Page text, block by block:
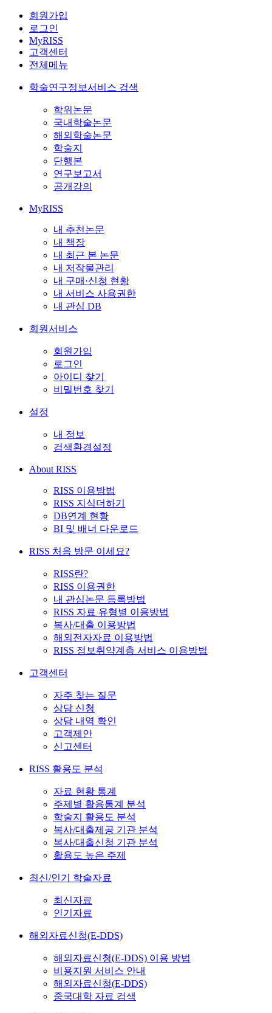
회원가입
로그인
MyRISS
고객센터
전체메뉴
학술연구정보서비스 검색
학위논문
국내학술논문
해외학술논문
학술지
단행본
연구보고서
공개강의
MyRISS
내 추천논문
내 책장
내 최근 본 논문
내 저작물관리
내 구매·신청 현황
내 서비스 사용권한
내 관심 DB
회원서비스
회원가입
로그인
아이디 찾기
비밀번호 찾기
설정
내 정보
검색환경설정
About RISS
RISS 이용방법
RISS 지식더하기
DB연계 현황
BI 및 배너 다운로드
RISS 처음 방문 이세요?
RISS란?
RISS 이용권한
내 관심논문 등록방법
RISS 자료 유형별 이용방법
복사/대출 이용방법
해외전자자료 이용방법
RISS 정보취약계층 서비스 이용방법
고객센터
자주 찾는 질문
상담 신청
상담 내역 확인
고객제안
신고센터
RISS 활용도 분석
자료 현황 통계
주제별 활용통계 분석
학술지 활용도 분석
복사/대출제공 기관 분석
복사/대출신청 기관 분석
활용도 높은 주제
최신/인기 학술자료
최신자료
인기자료
해외자료신청(E-DDS)
해외자료신청(E-DDS) 이용 방법
비용지원 서비스 안내
해외자료신청(E-DDS)
중국대학 자료 검색